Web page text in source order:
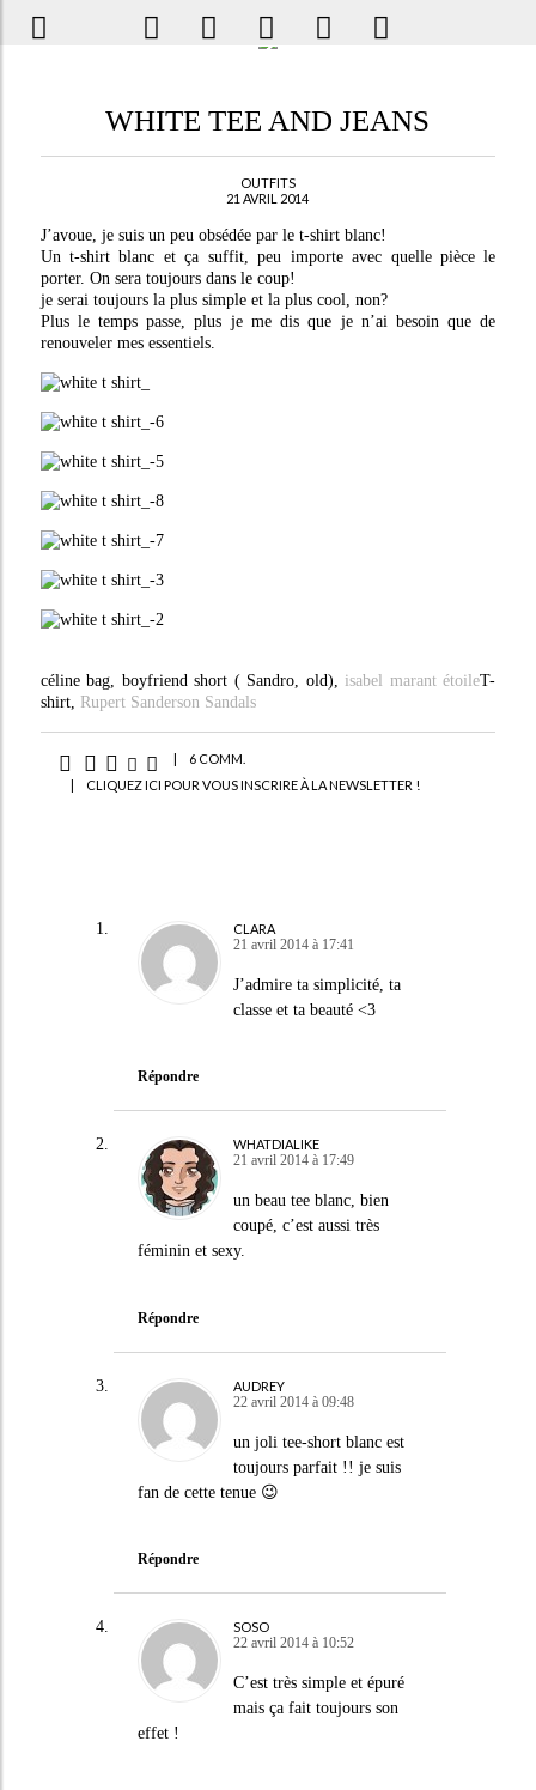
WHITE TEE AND JEANS
OUTFITS
21 AVRIL 2014
J’avoue, je suis un peu obsédée par le t-shirt blanc!
Un t-shirt blanc et ça suffit, peu importe avec quelle pièce le
porter. On sera toujours dans le coup!
je serai toujours la plus simple et la plus cool, non?
Plus le temps passe, plus je me dis que je n’ai besoin que de
renouveler mes essentiels.
céline bag, boyfriend short ( Sandro, old), isabel marant étoileT-
shirt, Rupert Sanderson Sandals
|
6 COMM.
|
CLIQUEZ ICI POUR VOUS INSCRIRE À LA NEWSLETTER !
CLARA
21 avril 2014 à 17:41
J’admire ta simplicité, ta
classe et ta beauté <3
Répondre
WHATDIALIKE
21 avril 2014 à 17:49
un beau tee blanc, bien
coupé, c’est aussi très
féminin et sexy.
Répondre
AUDREY
22 avril 2014 à 09:48
un joli tee-short blanc est
toujours parfait !! je suis
fan de cette tenue 😉
Répondre
SOSO
22 avril 2014 à 10:52
C’est très simple et épuré
mais ça fait toujours son
effet !